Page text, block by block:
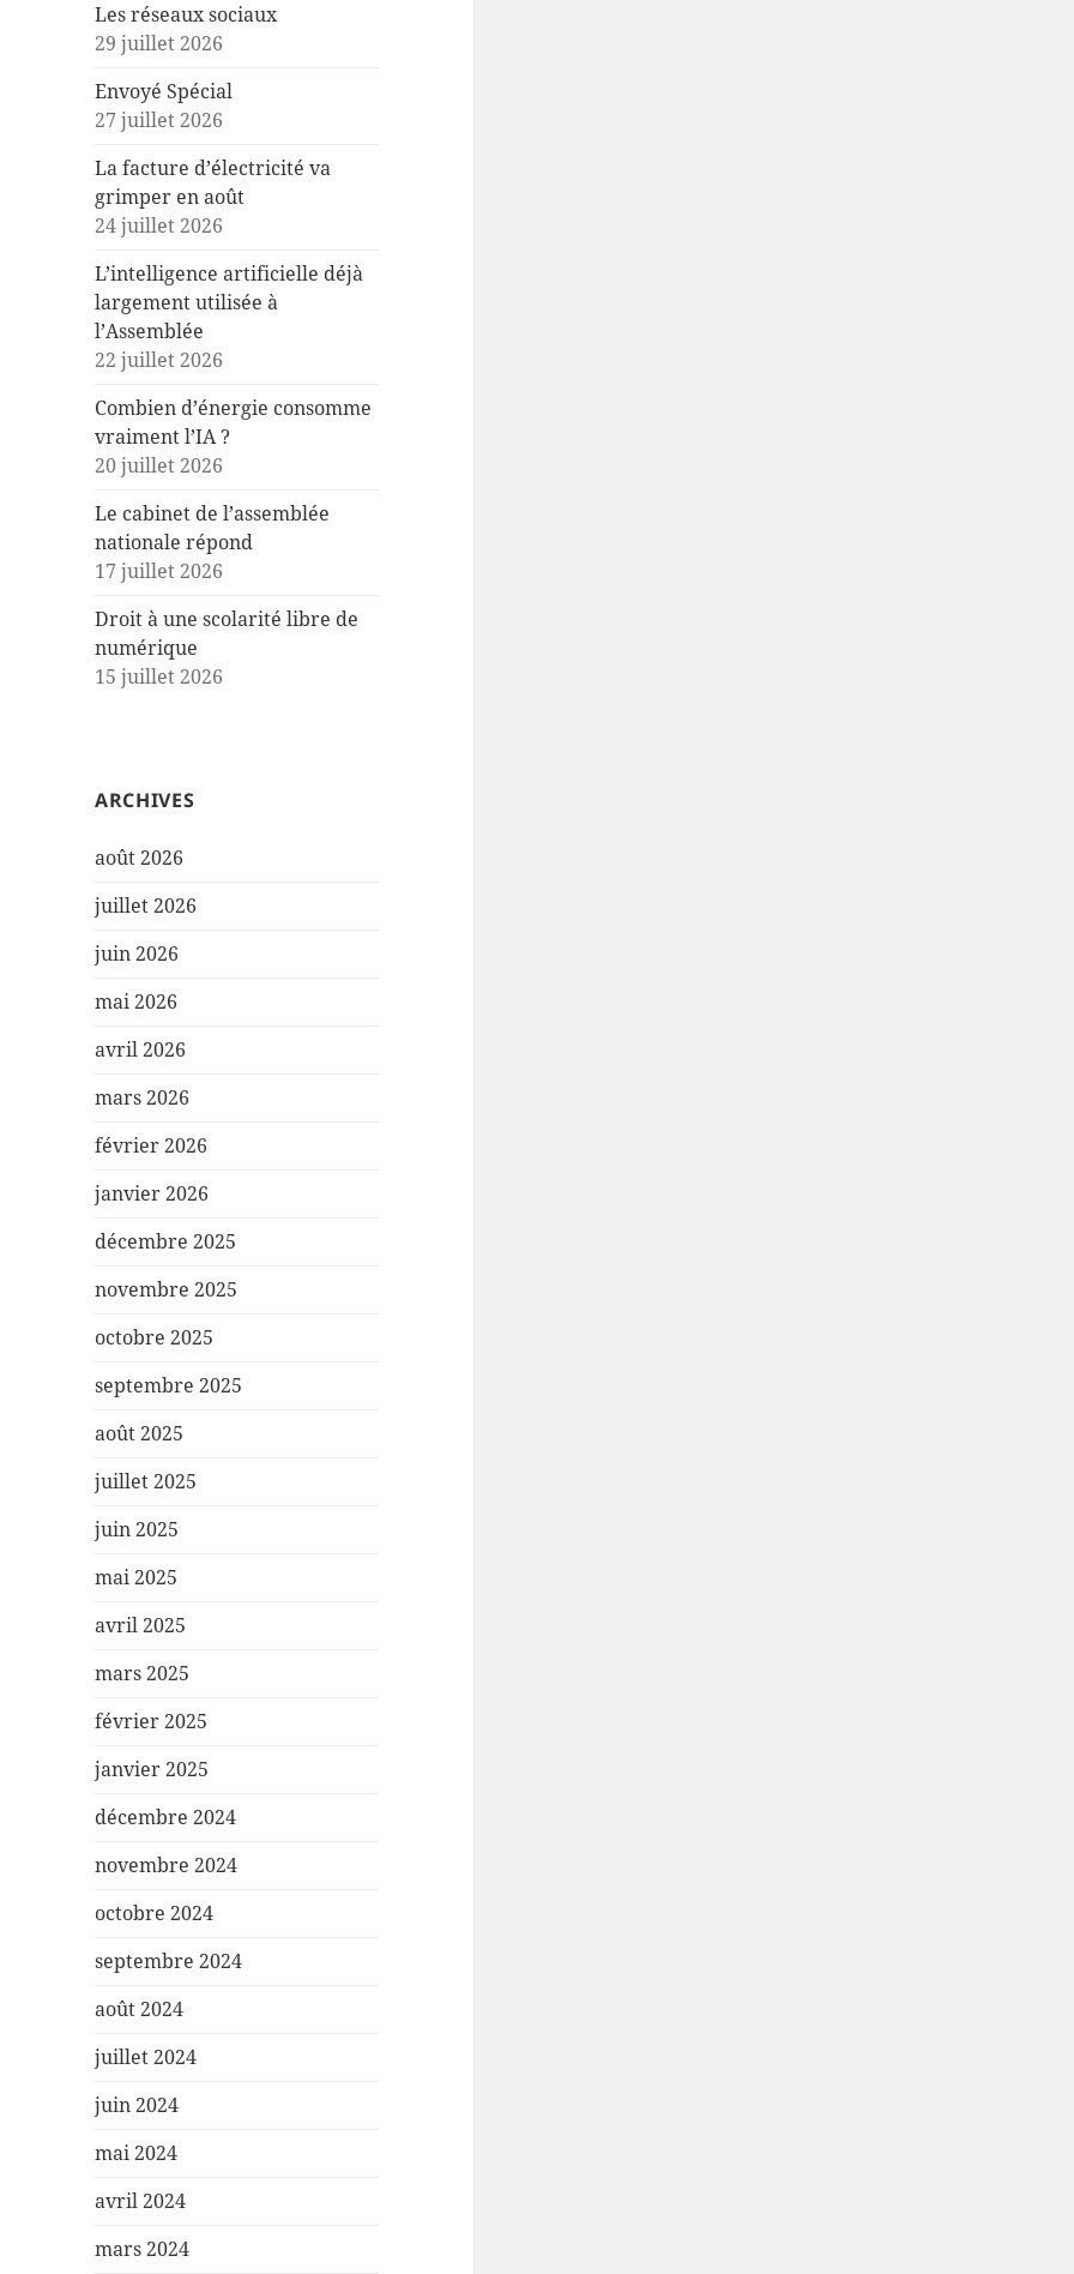
Les réseaux sociaux
29 juillet 2026
Envoyé Spécial
27 juillet 2026
La facture d’électricité va
grimper en août
24 juillet 2026
L’intelligence artificielle déjà
largement utilisée à
l’Assemblée
22 juillet 2026
Combien d’énergie consomme
vraiment l’IA ?
20 juillet 2026
Le cabinet de l’assemblée
nationale répond
17 juillet 2026
Droit à une scolarité libre de
numérique
15 juillet 2026
ARCHIVES
août 2026
juillet 2026
juin 2026
mai 2026
avril 2026
mars 2026
février 2026
janvier 2026
décembre 2025
novembre 2025
octobre 2025
septembre 2025
août 2025
juillet 2025
juin 2025
mai 2025
avril 2025
mars 2025
février 2025
janvier 2025
décembre 2024
novembre 2024
octobre 2024
septembre 2024
août 2024
juillet 2024
juin 2024
mai 2024
avril 2024
mars 2024